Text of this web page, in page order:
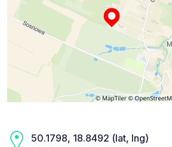
50.1798, 18.8492 (lat, lng)